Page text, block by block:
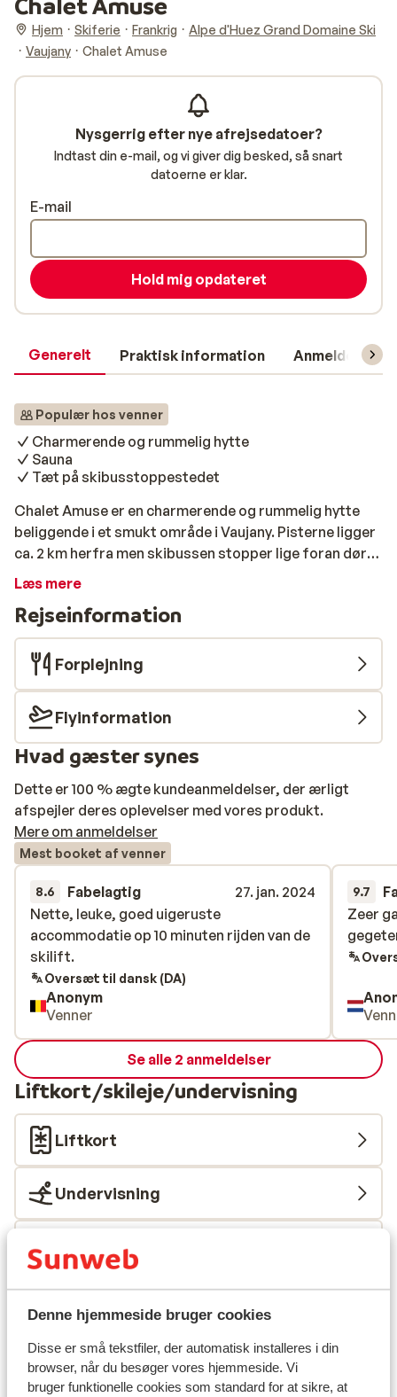
Denne hjemmeside bruger cookies
Disse er små tekstfiler, der automatisk installeres i din
browser, når du besøger vores hjemmeside. Vi
bruger funktionelle cookies som standard for at sikre, at
Hjem Skiferie Frankrig
Alpe d'Huez Grand Domaine Ski
Vaujany
Chalet Amuse
Generelt Praktisk information Anmeldelser
Populær hos venner
Charmerende og rummelig hytte
Sauna
Tæt på skibusstoppestedet
Chalet Amuse er en charmerende og rummelig hytte
beliggende i et smukt område i Vaujany. Pisterne ligger
ca. 2 km herfra men skibussen stopper lige foran døren
og kører dig til pisterne på ingen tid. Hytten har plads til
gruppe venner eller en stor familie. Efter en dejlig dag i
sneen kan du slappe af i den varme sauna eller jacuzzi,
så du er klar til en ny dag på pisterne. I centrum af
Vaujany finder du gode restauranter, hvor du kan nyde
en traditionel fransk middag. God ferie!
Læs mere
Rejseinformation
Forplejning
Flyinformation
Hvad gæster synes
Dette er 100 % ægte kundeanmeldelser, der ærligt
afspejler deres oplevelser med vores produkt.
Mere om anmeldelser
Mest booket af venner
8.6 Fabelagtig
27. jan. 2024
Nette, leuke, goed uigeruste
accommodatie op 10 minuten rijden van de
skilift.
Nette, leuke, goed uigeruste
accommodatie op 10 minuten rijden van de
skilift.
Oversæt til dansk (DA)
Anonym
Venner
9.7
Zeer
Zeer
Se alle 2 anmeldelser
Liftkort/skileje/undervisning
Liftkort
Undervisning
Nysgerrig efter nye afrejsedatoer?
Indtast din e-mail, og vi giver dig besked, så snart
datoerne er klar.
E-mail
Hold mig opdateret
Andre overnatningssteder i Alpe
d'Huez Grand Domaine Ski
Résidence Daria-I Nor